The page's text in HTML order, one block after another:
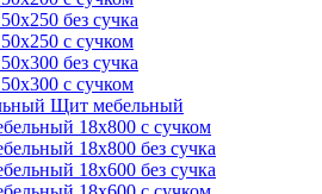
без сучка
с сучком
без сучка
с сучком
Щит мебельный
18х800 с сучком
18х800 без сучка
18х600 без сучка